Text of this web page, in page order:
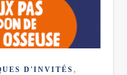
D'INVITÉS ,